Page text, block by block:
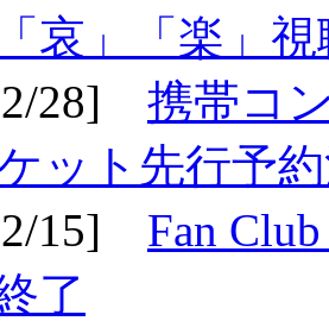
「哀」「楽」
28] 携帯コ
ット先行予
15] Fan
了